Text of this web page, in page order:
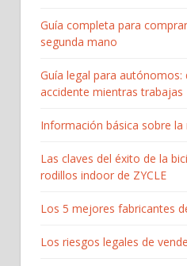
Guía completa para
segunda mano
Guía legal para autónomos:
accidente mientras trabajas
Información básica sobre la
Las claves del éxito de la
rodillos indoor de ZYCLE
Los 5 mejores fabricantes
Los riesgos legales de